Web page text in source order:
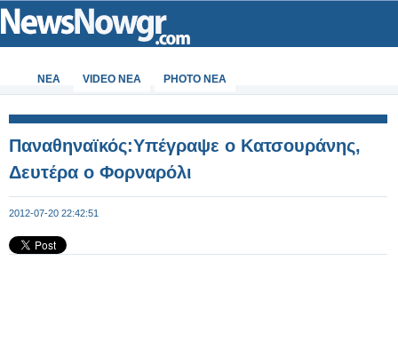
ΝΕΑ VIDEO NEA PHOTO NEA
Παναθηναϊκός:Υπέγραψε ο Κατσουράνης,
Δευτέρα ο Φορναρόλι
2012-07-20 22:42:51